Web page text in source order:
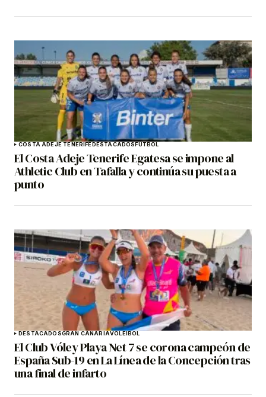
COSTA ADEJE TENERIFEDESTACADOSFÚTBOL
El Costa Adeje Tenerife Egatesa se impone al
Athletic Club en Tafalla y continúa su puesta a
punto
DESTACADOSGRAN CANARIAVOLEIBOL
El Club Vóley Playa Net 7 se corona campeón de
España Sub-19 en La Línea de la Concepción tras
una final de infarto